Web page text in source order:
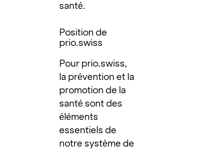
santé.
Position de
prio.swiss
Pour prio.swiss,
la prévention et la
promotion de la
santé sont des
éléments
essentiels de
notre système de